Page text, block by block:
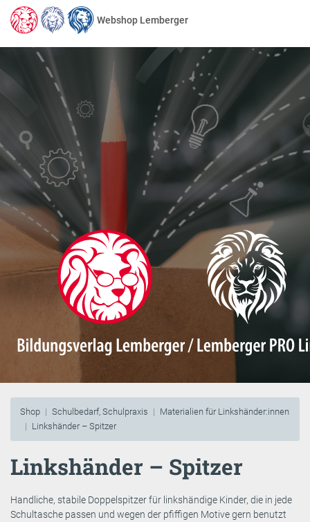
Webshop Lemberger
Shop Schulbedarf, Schulpraxis
Materialien für Linkshänder:innen
Linkshänder – Spitzer
Linkshänder – Spitzer
Handliche, stabile Doppelspitzer für linkshändige Kinder, die in jede
Schultasche passen und wegen der pfiffigen Motive gern benutzt